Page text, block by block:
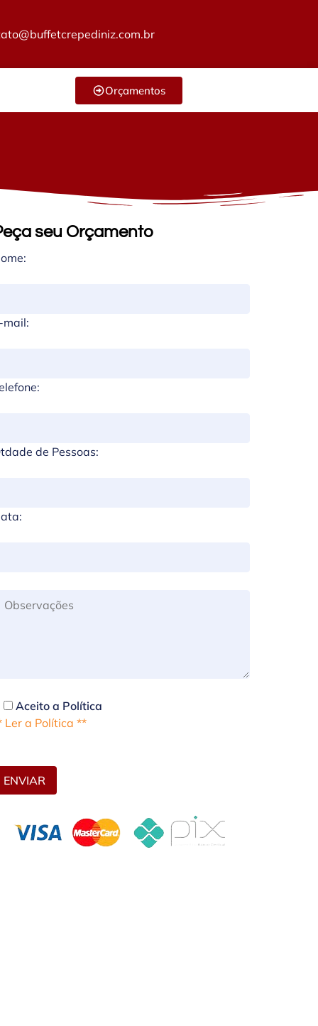
Orçamentos
seu Orçamento
mail:
de Pessoas:
Aceito a Política
Ler a Política **